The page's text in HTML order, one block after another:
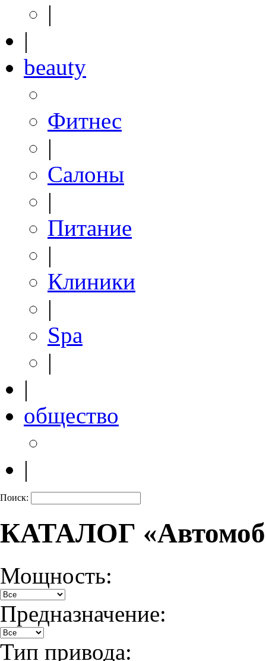
|
|
beauty
Фитнес
|
Салоны
|
Питание
|
Клиники
|
Spa
|
|
общество
|
Поиск:
КАТАЛОГ
Мощность:
Предназначение:
Тип привода: